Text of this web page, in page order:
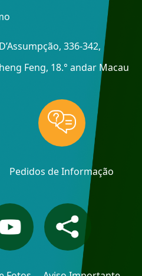
336-342,
Feng, 18.° andar Macau
Pedidos de Informação